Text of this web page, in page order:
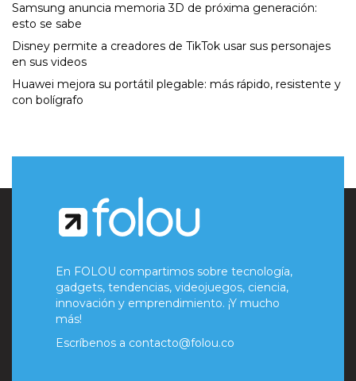
Samsung anuncia memoria 3D de próxima generación:
esto se sabe
Disney permite a creadores de TikTok usar sus personajes
en sus videos
Huawei mejora su portátil plegable: más rápido, resistente y
con bolígrafo
En FOLOU compartimos sobre tecnología,
gadgets, tendencias, videojuegos, ciencia,
innovación y emprendimiento. ¡Y mucho
más!
Escríbenos a contacto@folou.co